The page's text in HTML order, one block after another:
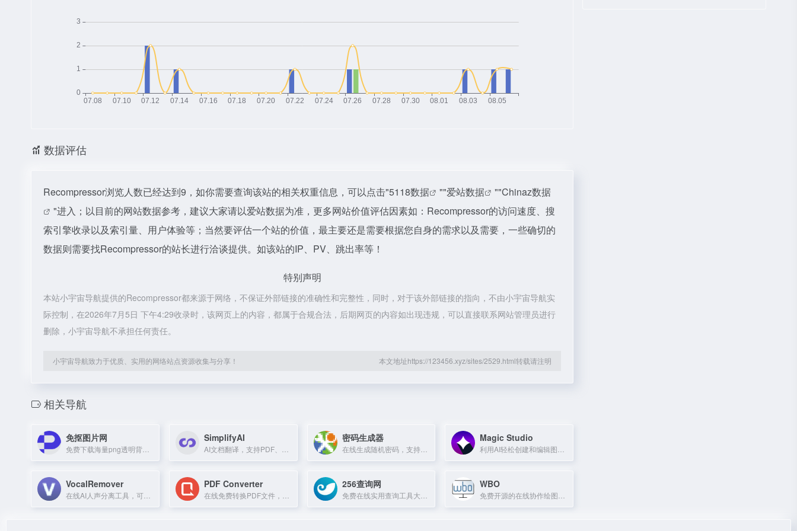
数据评估
Recompressor浏览人数已经达到9，如你需要查询该站的相关权重信息，可以点击"5118数据 ""爱站数据 ""Chinaz数据
"进入；以目前的网站数据参考，建议大家请以爱站数据为准，更多网站价值评估因素如：Recompressor的访问速度、搜
索引擎收录以及索引量、用户体验等；当然要评估一个站的价值，最主要还是需要根据您自身的需求以及需要，一些确切的
数据则需要找Recompressor的站长进行洽谈提供。如该站的IP、PV、跳出率等！
特别声明
本站小宇宙导航提供的Recompressor都来源于网络，不保证外部链接的准确性和完整性，同时，对于该外部链接的指向，不由小宇宙导航实
际控制，在2026年7月5日 下午4:29收录时，该网页上的内容，都属于合规合法，后期网页的内容如出现违规，可以直接联系网站管理员进行
删除，小宇宙导航不承担任何责任。
小宇宙导航致力于优质、实用的网络站点资源收集与分享！ 本文地址https://123456.xyz/sites/2529.html转载请注明
相关导航
免抠图片网 SimplifyAI 密码生成器
在线生成随机密码，支持自定义长度和字符组合，增强密码安全性。
Magic Studio
VocalRemover PDF Converter 256查询网 WBO